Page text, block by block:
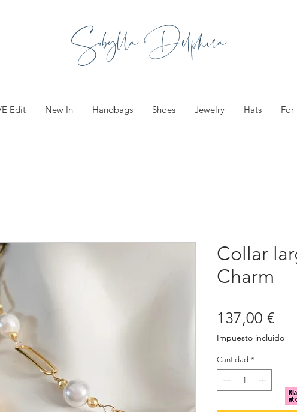
Sibylla Delphica
Edit New In Handbags Shoes Jewelry Hats For
Collar
Charm
137,00 €
Impuesto incluido
Cantidad *